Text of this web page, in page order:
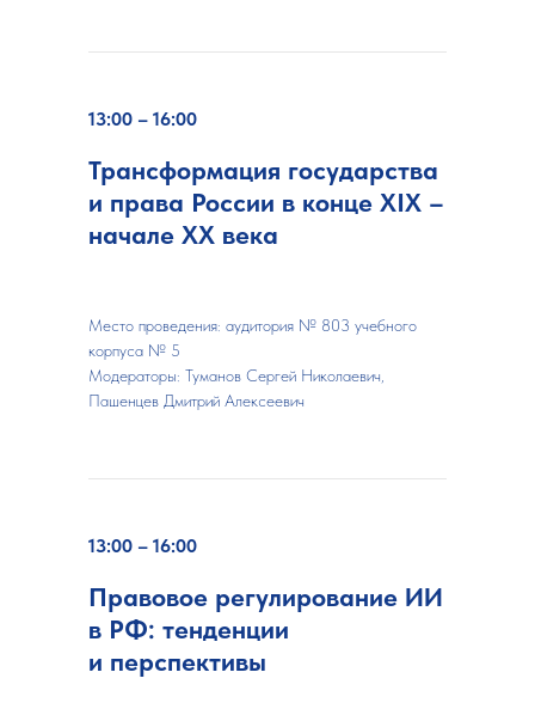
13:00 – 16:00
Трансформация государства
и права России в конце XIX –
начале XX века
Место проведения: аудитория № 803 учебного
корпуса № 5
Модераторы: Туманов Сергей Николаевич,
Пашенцев Дмитрий Алексеевич
13:00 – 16:00
Правовое регулирование ИИ
в РФ: тенденции
и перспективы